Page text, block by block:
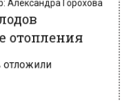
отопления